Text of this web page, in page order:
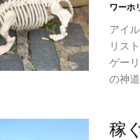
ワーホ
アイ
リス
ゲー
の神
稼